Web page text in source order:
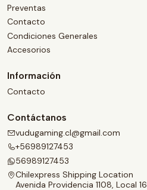
Preventas
Contacto
Condiciones Generales
Accesorios
Información
Contacto
Contáctanos
vudugaming.cl@gmail.com
+56989127453
56989127453
Chilexpress Shipping Location
Avenida Providencia 1108, Local 16